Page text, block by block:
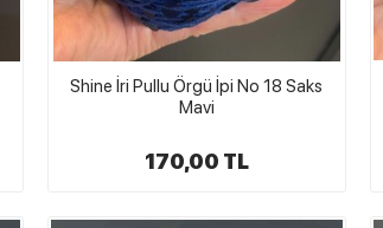
Shine İri Pullu Örgü İpi No 18 Saks
Mavi
170,00 TL